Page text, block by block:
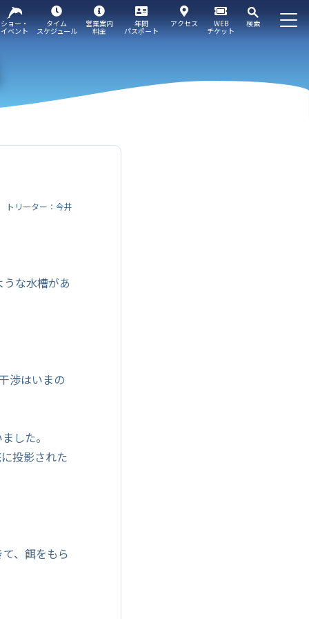
WEB
チケット
検索
ショー・
イベント
タイム
スケジュール
営業案内
料金
年間
パスポート
アクセス
トリーター：今井
な水槽があ
渉はいまの
した。
投影された
、餌をもら